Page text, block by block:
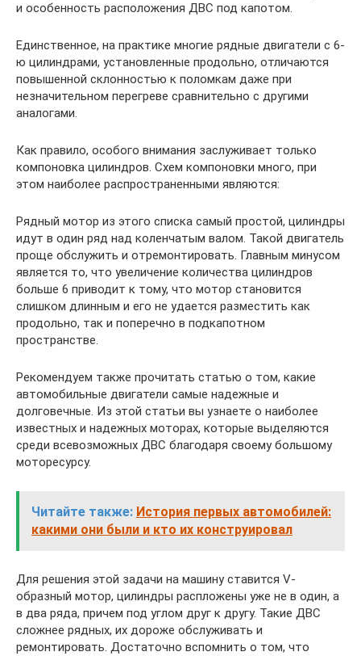
и особенность расположения ДВС под капотом.
Единственное, на практике многие рядные двигатели с 6-
ю цилиндрами, установленные продольно, отличаются
повышенной склонностью к поломкам даже при
незначительном перегреве сравнительно с другими
аналогами.
Как правило, особого внимания заслуживает только
компоновка цилиндров. Схем компоновки много, при
этом наиболее распространенными являются:
Рядный мотор из этого списка самый простой, цилиндры
идут в один ряд над коленчатым валом. Такой двигатель
проще обслужить и отремонтировать. Главным минусом
является то, что увеличение количества цилиндров
больше 6 приводит к тому, что мотор становится
слишком длинным и его не удается разместить как
продольно, так и поперечно в подкапотном
пространстве.
Рекомендуем также прочитать статью о том, какие
автомобильные двигатели самые надежные и
долговечные. Из этой статьи вы узнаете о наиболее
известных и надежных моторах, которые выделяются
среди всевозможных ДВС благодаря своему большому
моторесурсу.
Читайте также: История первых автомобилей:
какими они были и кто их конструировал
Для решения этой задачи на машину ставится V-
образный мотор, цилиндры распложены уже не в один, а
в два ряда, причем под углом друг к другу. Такие ДВС
сложнее рядных, их дороже обслуживать и
ремонтировать. Достаточно вспомнить о том, что